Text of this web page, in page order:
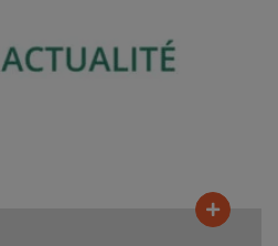
Lire la